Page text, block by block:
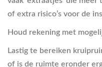
of extra risico’s voor de
Houd rekening met
Lastig te bereiken
of is de ruimte eronder